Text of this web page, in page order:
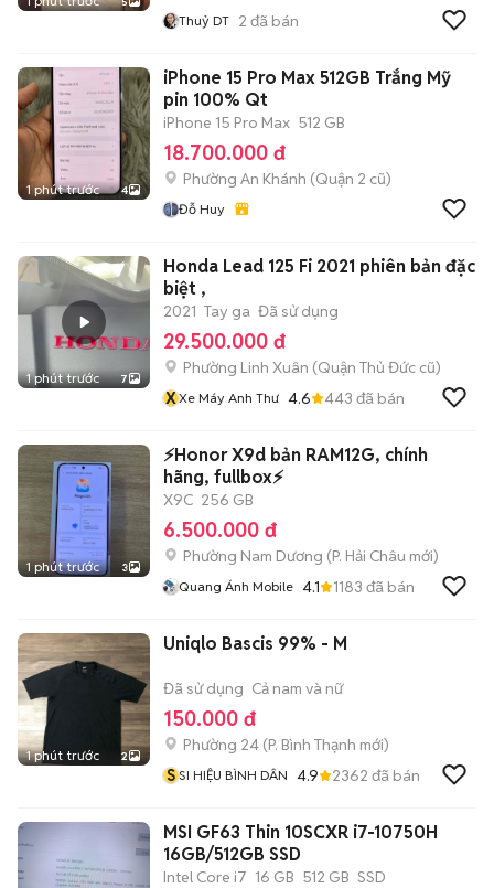
Thuỷ DT 2 đã bán
1 phút trước 4
iPhone 15 Pro Max 512GB Trắng Mỹ
pin 100% Qt
iPhone 15 Pro Max 512 GB
18.700.000 đ
Phường An Khánh (Quận 2 cũ)
Đỗ Huy
1 phút trước 7
Honda Lead 125 Fi 2021 phiên bản đặc
biệt ,
2021 Tay ga Đã sử dụng
29.500.000 đ
Phường Linh Xuân (Quận Thủ Đức cũ)
XXe Máy Anh Thư 4.6 443 đã bán
1 phút trước 3
⚡️Honor X9d bản RAM12G, chính
hãng, fullbox⚡️
X9C 256 GB
6.500.000 đ
Phường Nam Dương (P. Hải Châu mới)
Quang Ánh Mobile 4.1 1183 đã bán
1 phút trước 2
Uniqlo Bascis 99% - M
Đã sử dụng Cả nam và nữ
150.000 đ
Phường 24 (P. Bình Thạnh mới)
S SI HIỆU BÌNH DÂN 4.9 2362 đã bán
MSI GF63 Thin 10SCXR i7-10750H
16GB/512GB SSD
Intel Core i7 16 GB 512 GB SSD